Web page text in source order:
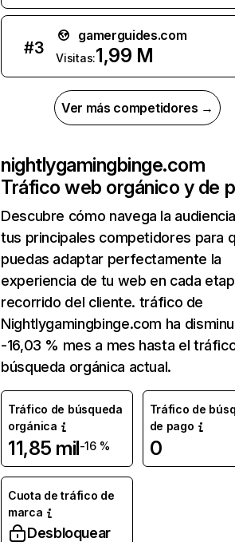
#3
gamerguides.com
Visitas:1,99 M
Ver más competidores →
nightlygamingbinge.com
Tráfico web orgánico y de
Descubre cómo navega la
tus principales competidores para
puedas adaptar perfectamente la
experiencia de tu web en cada
recorrido del cliente. tráfico de
Nightlygamingbinge.com ha
-16,03 % mes a mes hasta el
búsqueda orgánica actual.
Tráfico de búsqueda
orgánica
11,85 mil-16 %
Tráfico de
de pago
0
Cuota de tráfico de
marca
Desbloquear